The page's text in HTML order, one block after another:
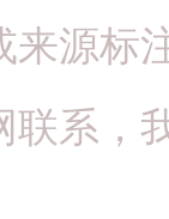
来源标
联系，